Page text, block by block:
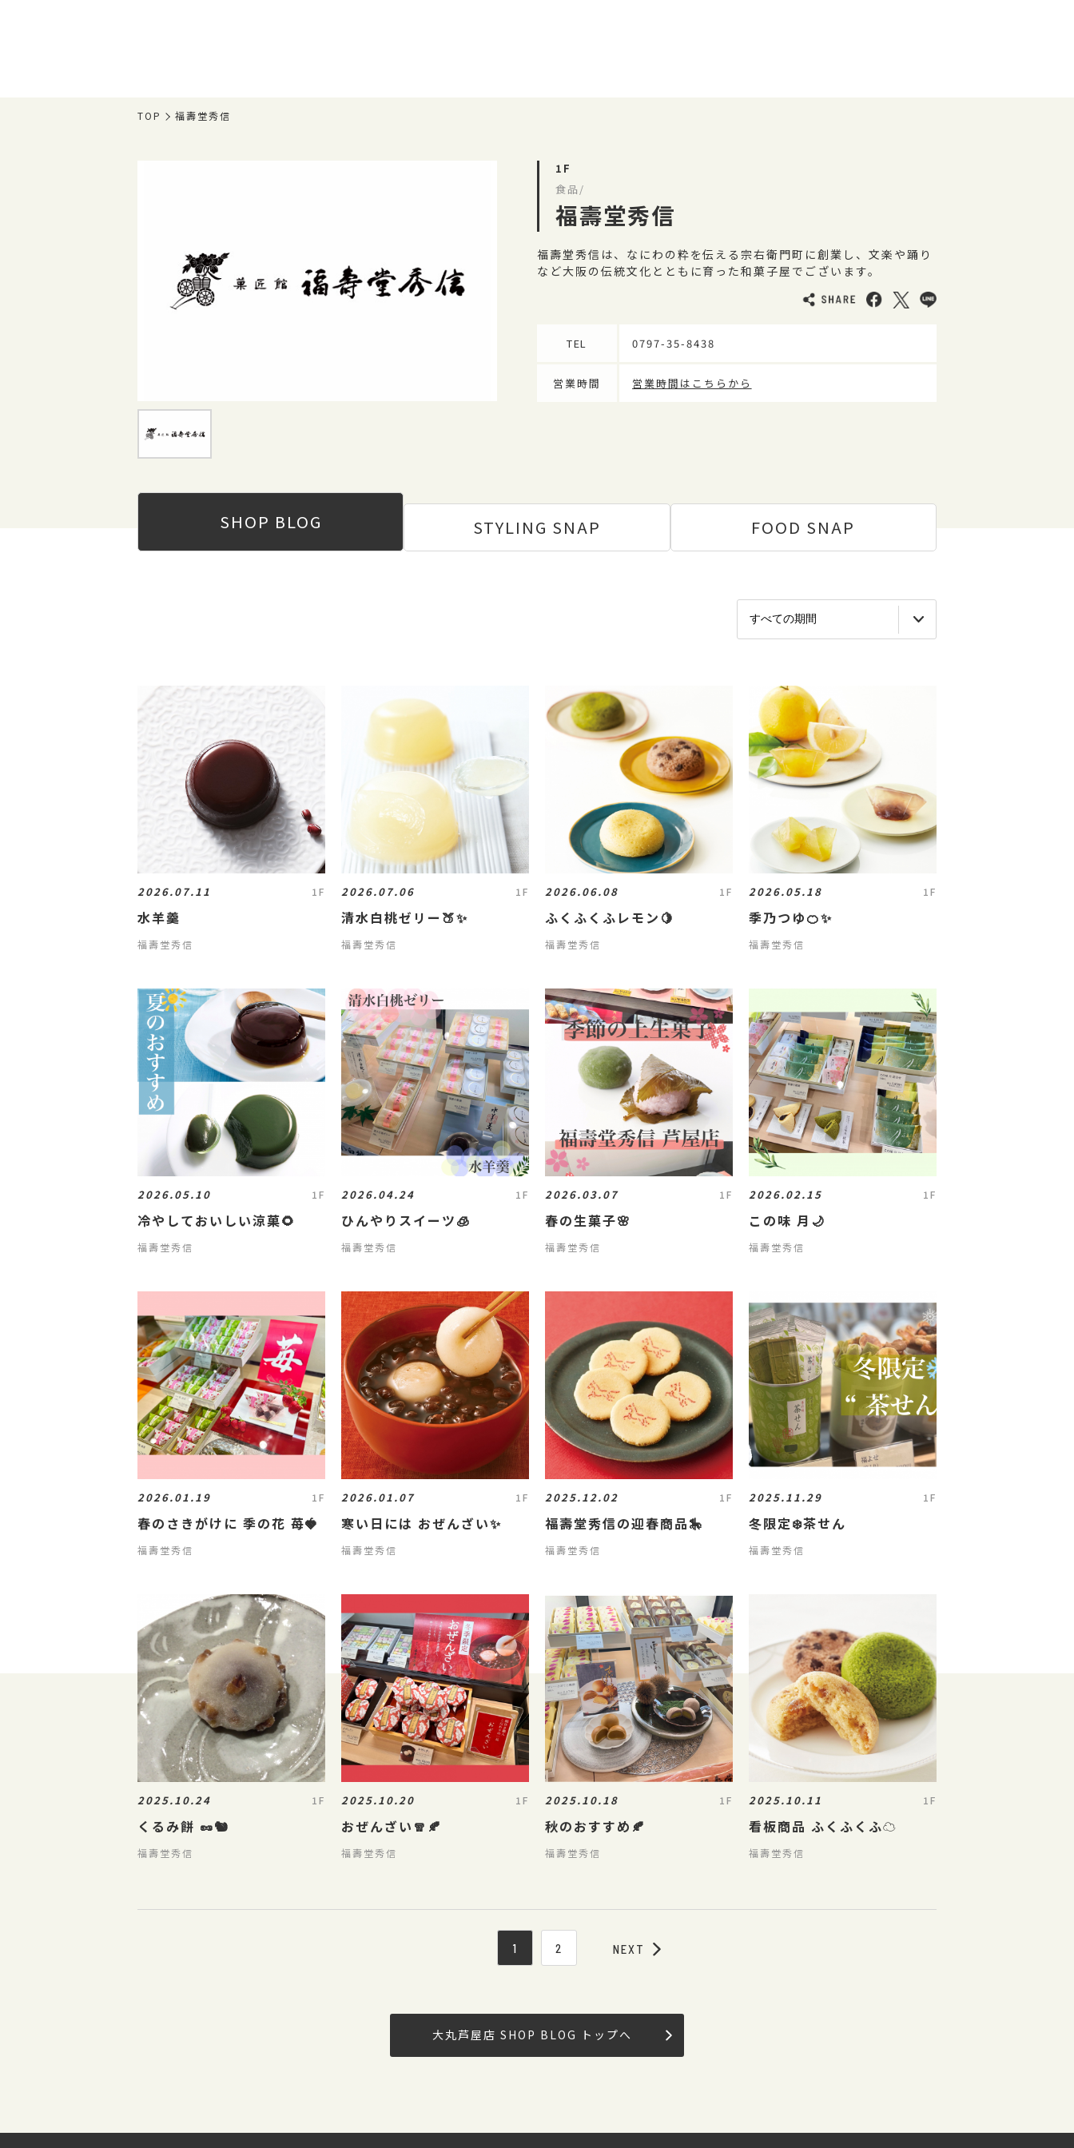
TOP 福壽堂秀信
1F
食品/
福壽堂秀信
福壽堂秀信は、なにわの粋を伝える宗右衛門町に創業し、文楽や踊り
など大阪の伝統文化とともに育った和菓子屋でございます。
TEL 0797-35-8438
営業時間 営業時間はこちらから
SHOP BLOG STYLING SNAP FOOD SNAP
2026.07.11 1F
水羊羹
福壽堂秀信
2026.07.06 1F
清水白桃ゼリー🍑✨
福壽堂秀信
2026.06.08 1F
ふくふくふレモン🍋
福壽堂秀信
2026.05.18 1F
季乃つゆ🍊✨
福壽堂秀信
2026.05.10 1F
冷やしておいしい涼菓🌻
福壽堂秀信
2026.04.24 1F
ひんやりスイーツ🧊
福壽堂秀信
2026.03.07 1F
春の生菓子🌸
福壽堂秀信
2026.02.15 1F
この味 月🌙
福壽堂秀信
2026.01.19 1F
春のさきがけに 季の花 苺🍓
福壽堂秀信
2026.01.07 1F
寒い日には おぜんざい✨
福壽堂秀信
2025.12.02 1F
福壽堂秀信の迎春商品🎠
福壽堂秀信
2025.11.29 1F
冬限定❄️茶せん
福壽堂秀信
2025.10.24 1F
くるみ餅 🥜🐿️
福壽堂秀信
2025.10.20 1F
おぜんざい🧣🍂
福壽堂秀信
2025.10.18 1F
秋のおすすめ🍂
福壽堂秀信
2025.10.11 1F
看板商品 ふくふくふ☁️
福壽堂秀信
1 2 NEXT
大丸芦屋店 SHOP BLOG トップへ